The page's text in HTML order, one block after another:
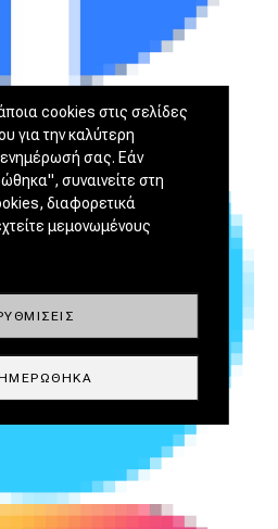
cookies στις σελίδες
για την καλύτερη
ενημέρωσή σας. Εάν
συναινείτε στη
διαφορετικά
μεμονωμένους